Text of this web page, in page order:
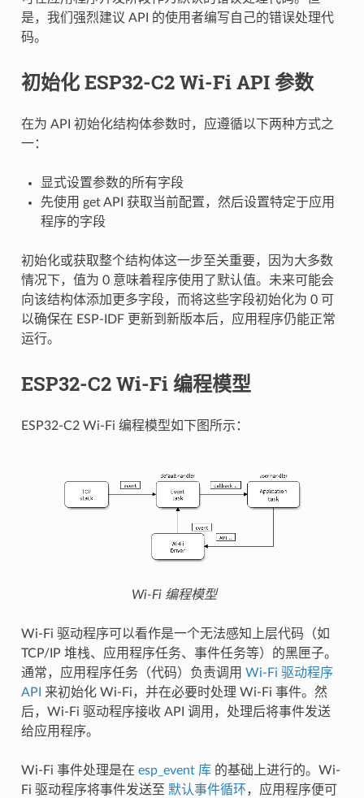
是，我们强烈建议 API 的使用者编写自己的错误处理代
码。
初始化 ESP32-C2 Wi-Fi API 参数
在为 API 初始化结构体参数时，应遵循以下两种方式之
一：
显式设置参数的所有字段
先使用 get API 获取当前配置，然后设置特定于应用
程序的字段
初始化或获取整个结构体这一步至关重要，因为大多数
情况下，值为 0 意味着程序使用了默认值。未来可能会
向该结构体添加更多字段，而将这些字段初始化为 0 可
以确保在 ESP-IDF 更新到新版本后，应用程序仍能正常
运行。
ESP32-C2 Wi-Fi 编程模型
ESP32-C2 Wi-Fi 编程模型如下图所示：
Wi-Fi 编程模型
Wi-Fi 驱动程序可以看作是一个无法感知上层代码（如
TCP/IP 堆栈、应用程序任务、事件任务等）的黑匣子。
通常，应用程序任务（代码）负责调用 Wi-Fi 驱动程序
API
来初始化 Wi-Fi，并在必要时处理 Wi-Fi 事件。然
后，Wi-Fi 驱动程序接收 API 调用，处理后将事件发送
给应用程序。
Wi-Fi 事件处理是在 esp_event 库的基础上进行的。Wi-
Fi 驱动程序将事件发送至 默认事件循环，应用程序便可